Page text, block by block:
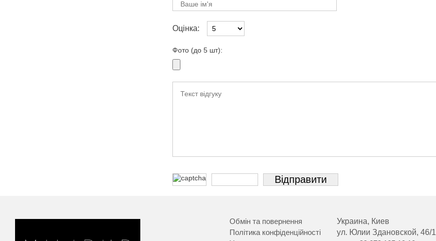
Оцінка:
Фото (до 5 шт):
Обмін та повернення
Політика конфіденційності
Украина, Киев
ул. Юлии Здановской, 46/1